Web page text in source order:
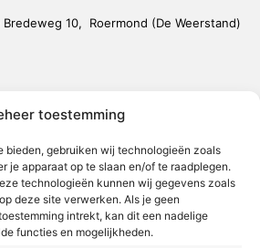
toestemming
bieden, gebruiken wij technologieën zoals
je apparaat op te slaan en/of te raadplegen.
technologieën kunnen wij gegevens zoals
deze site verwerken. Als je geen
intrekt, kan dit een nadelige
functies en mogelijkheden.
10, Roermond (De Weerstand)